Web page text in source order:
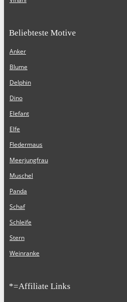
Beliebteste Motive
Anker
Blume
Delphin
Dino
Elefant
Elfe
Fledermaus
Meerjungfrau
Muschel
Panda
Schaf
Schleife
Stern
Weinranke
*=Affiliate Links